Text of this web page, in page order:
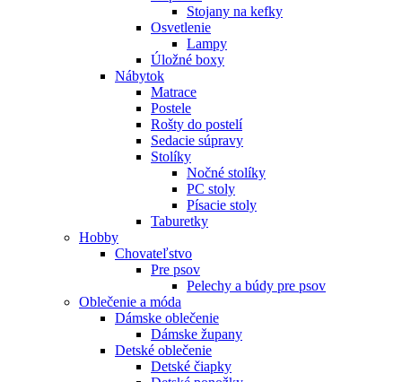
Stojany na kefky
Osvetlenie
Lampy
Úložné boxy
Nábytok
Matrace
Postele
Rošty do postelí
Sedacie súpravy
Stolíky
Nočné stolíky
PC stoly
Písacie stoly
Taburetky
Hobby
Chovateľstvo
Pre psov
Pelechy a búdy pre psov
Oblečenie a móda
Dámske oblečenie
Dámske župany
Detské oblečenie
Detské čiapky